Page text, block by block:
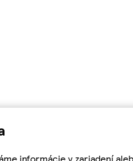
informácie v zariadení